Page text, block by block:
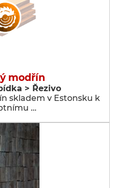
modřín
> Řezivo
skladem v Estonsku k
…